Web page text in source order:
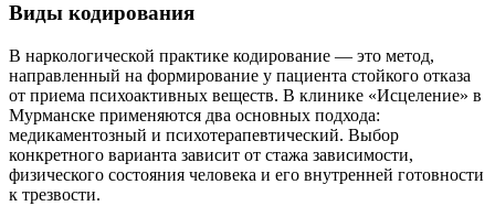
Виды кодирования
В наркологической практике кодирование — это метод,
направленный на формирование у пациента стойкого отказа
от приема психоактивных веществ. В клинике «Исцеление» в
Мурманске применяются два основных подхода:
медикаментозный и психотерапевтический. Выбор
конкретного варианта зависит от стажа зависимости,
физического состояния человека и его внутренней готовности
к трезвости.